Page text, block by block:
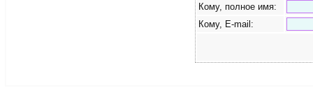
Кому, полное имя:
Кому, E-mail: